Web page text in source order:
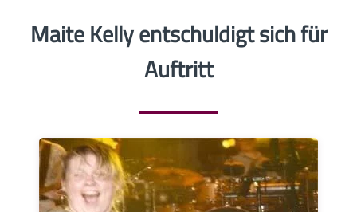
Maite Kelly entschuldigt sich für
Auftritt